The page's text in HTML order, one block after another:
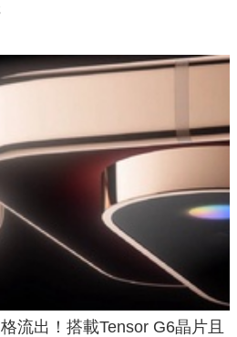
與全光追時代來臨
流出！搭載Tensor G6晶片且